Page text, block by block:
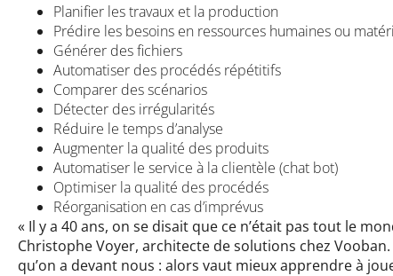
Planifier les travaux et la production
Prédire les besoins en ressources humaines ou
Générer des fichiers
Automatiser des procédés répétitifs
Comparer des scénarios
Détecter des irrégularités
Réduire le temps d’analyse
Augmenter la qualité des produits
Automatiser le service à la clientèle (chat bot)
Optimiser la qualité des procédés
Réorganisation en cas d’imprévus
« Il y a 40 ans, on se disait que ce n’était pas tout le
Christophe Voyer, architecte de solutions chez
qu’on a devant nous : alors vaut mieux apprendre à